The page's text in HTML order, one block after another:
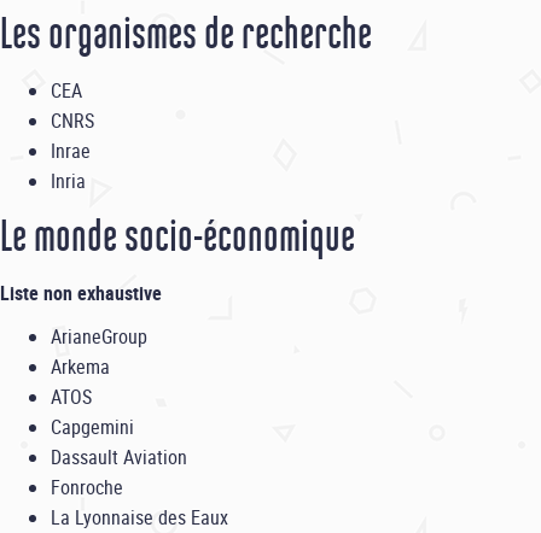
Les organismes de recherche
CEA
CNRS
Inrae
Inria
Le monde socio-économique
Liste non exhaustive
ArianeGroup
Arkema
ATOS
Capgemini
Dassault Aviation
Fonroche
La Lyonnaise des Eaux